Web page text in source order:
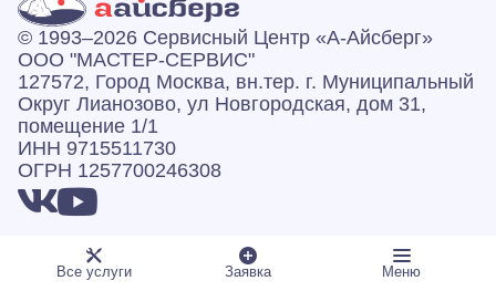
© 1993–2026 Сервисный Центр «А‑Айсберг»
ООО "МАСТЕР-СЕРВИС"
127572, Город Москва, вн.тер. г. Муниципальный
Округ Лианозово, ул Новгородская, дом 31,
помещение 1/1
ИНН 9715511730
ОГРН 1257700246308
Все услуги Заявка Меню